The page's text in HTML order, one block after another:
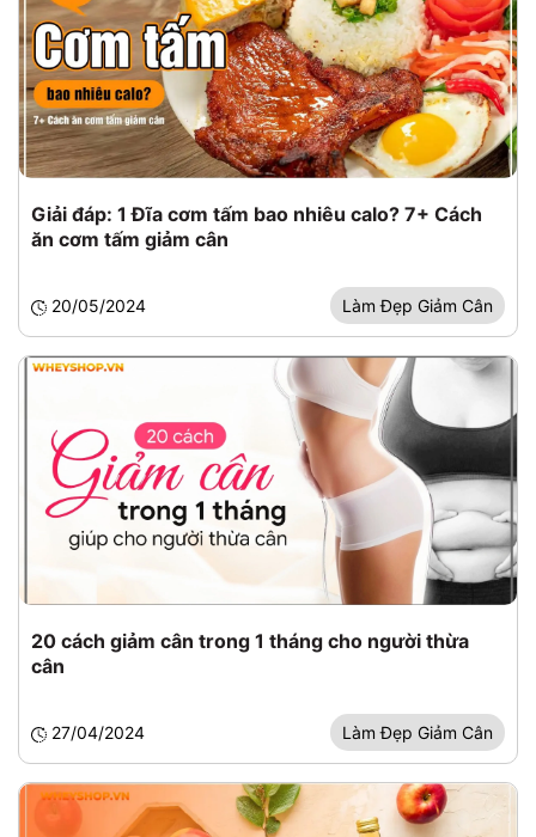
Giải đáp: 1 Đĩa cơm tấm bao nhiêu calo? 7+ Cách
ăn cơm tấm giảm cân
20/05/2024 Làm Đẹp Giảm Cân
20 cách giảm cân trong 1 tháng cho người thừa
cân
27/04/2024 Làm Đẹp Giảm Cân